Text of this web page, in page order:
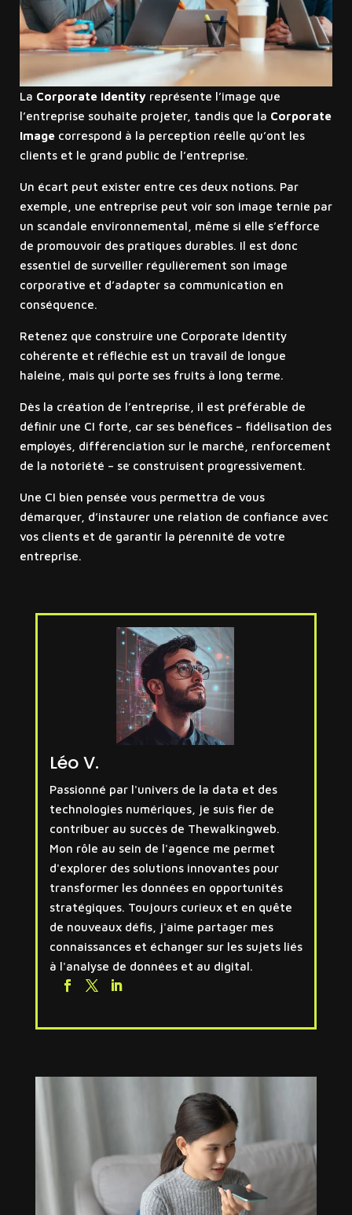
La Corporate Identityreprésente l’image que
l’entreprise souhaite projeter, tandis que la Corporate
Imagecorrespond à la perception réelle qu’ont les
clients et le grand public de l’entreprise.
Un écart peut exister entre ces deux notions. Par
exemple, une entreprise peut voir son image ternie par
un scandale environnemental, même si elle s’efforce
de promouvoir des pratiques durables. Il est donc
essentiel de surveiller régulièrement son image
corporative et d’adapter sa communication en
conséquence.
Retenez que construire une Corporate Identity
cohérente et réfléchie est un travail de longue
haleine, mais qui porte ses fruits à long terme.
Dès la création de l’entreprise, il est préférable de
définir une CI forte, car ses bénéfices – fidélisation des
employés, différenciation sur le marché, renforcement
de la notoriété – se construisent progressivement.
Une CI bien pensée vous permettra de vous
démarquer, d’instaurer une relation de confiance avec
vos clients et de garantir la pérennité de votre
entreprise.
Léo V.
Passionné par l'univers de la data et des
technologies numériques, je suis fier de
contribuer au succès de Thewalkingweb.
Mon rôle au sein de l'agence me permet
d'explorer des solutions innovantes pour
transformer les données en opportunités
stratégiques. Toujours curieux et en quête
de nouveaux défis, j'aime partager mes
connaissances et échanger sur les sujets liés
à l'analyse de données et au digital.